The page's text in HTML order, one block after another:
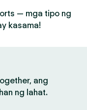
— mga tipo ng
kasama!
ang
ng lahat.